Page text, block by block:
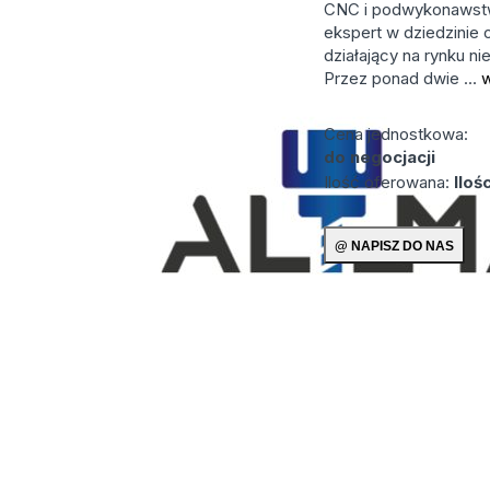
CNC i
ekspert w dziedzinie
działający na rynku
Przez ponad dwie ...
Cena jednostkowa:
do negocjacji
Ilość oferowana: